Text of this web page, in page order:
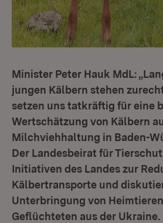
Minister Peter Hauk MdL:
jungen Kälbern stehen
setzen uns tatkräftig für eine
Wertschätzung von Kälbern
Milchviehhaltung in Baden-
Der Landesbeirat für
Initiativen des Landes zur
Kälbertransporte und
Unterbringung von
Geflüchteten aus der Ukraine.